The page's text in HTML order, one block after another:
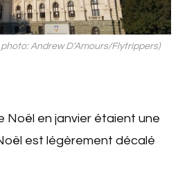
Andrew D’Amours/Flytrippers)
en janvier étaient une
est légèrement décalé